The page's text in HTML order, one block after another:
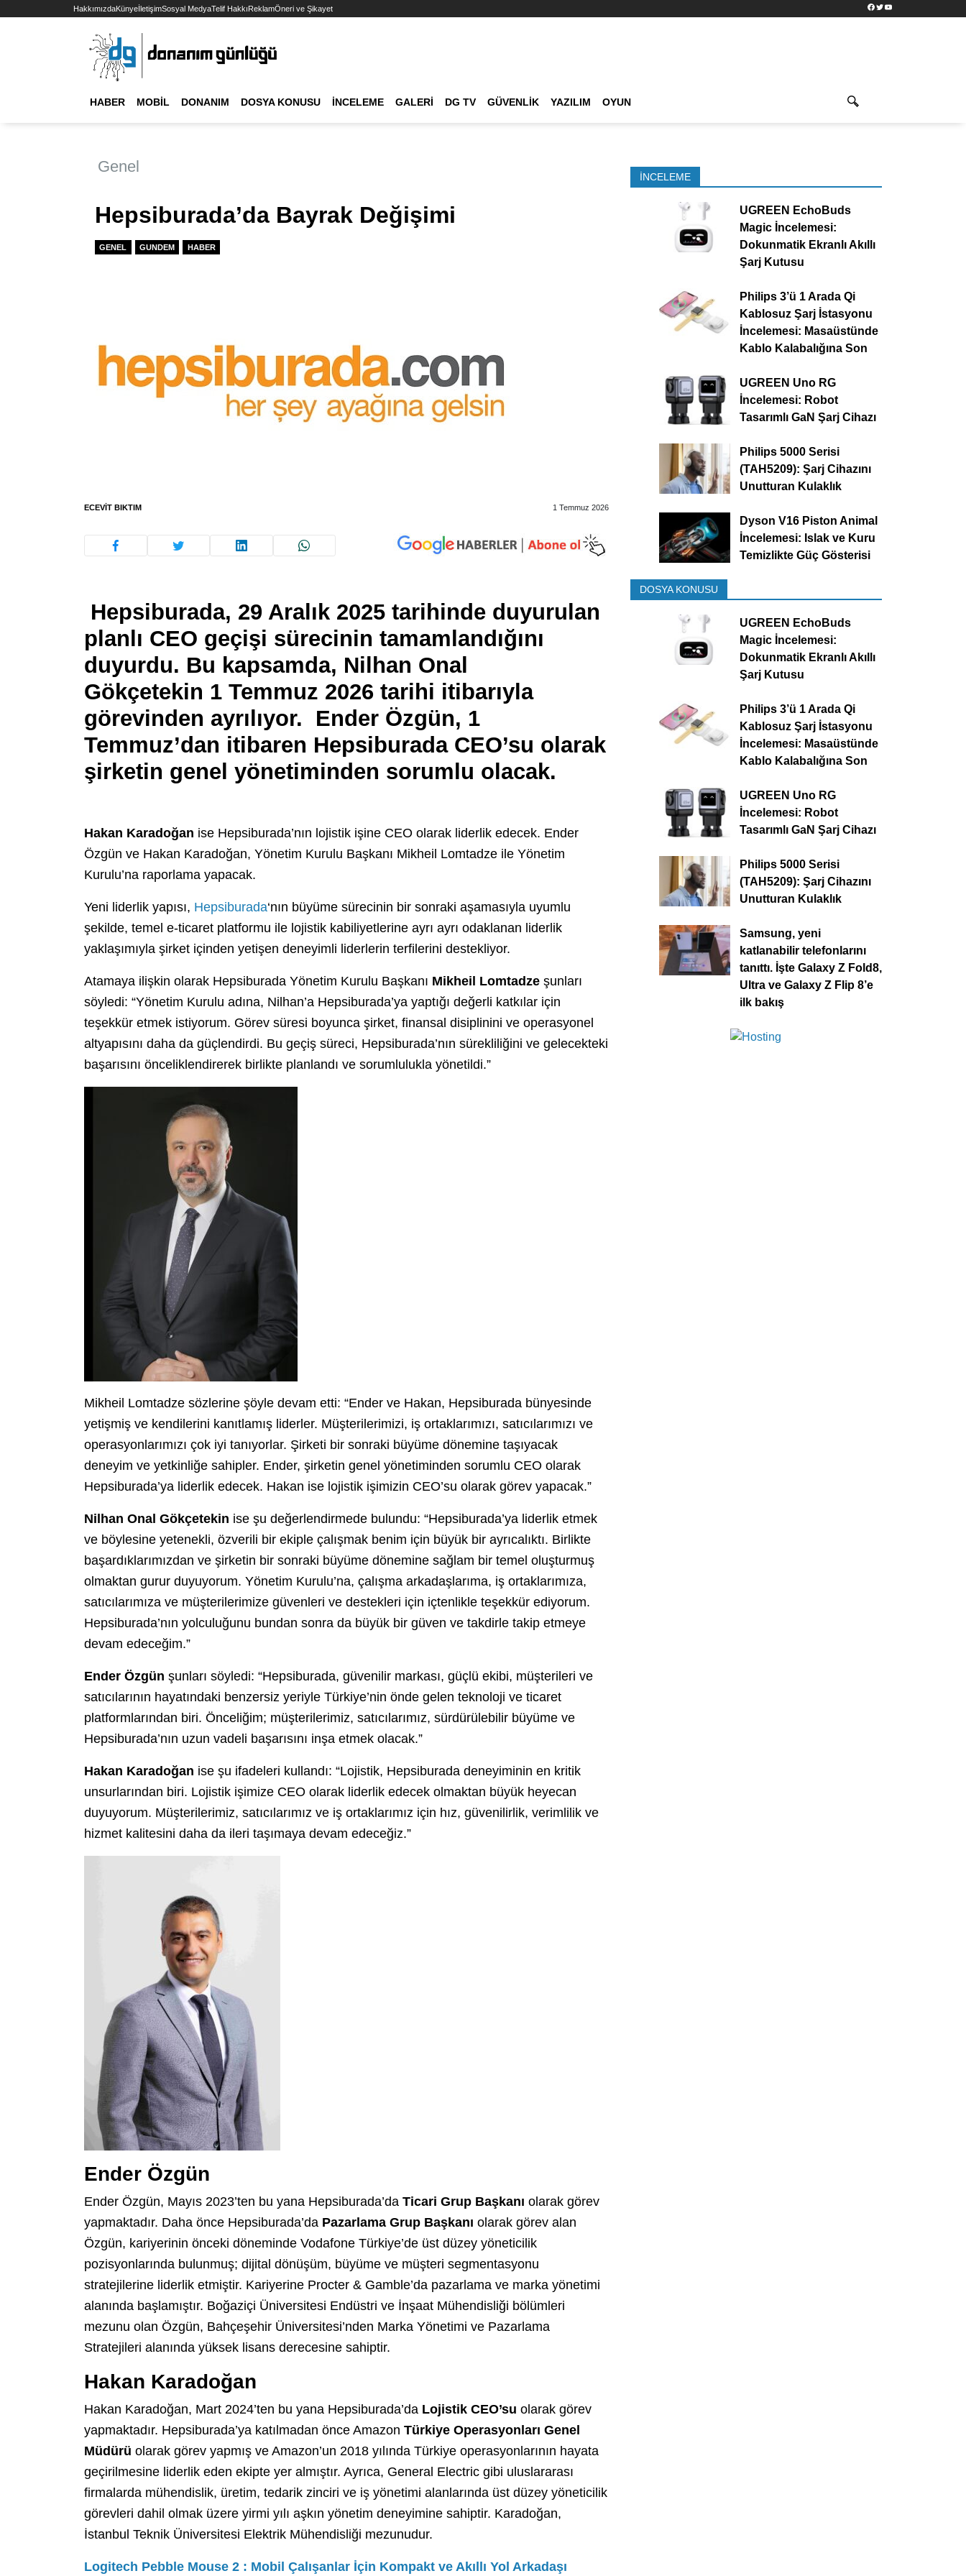
HakkımızdaKünyeİletişimSosyal MedyaTelif HakkıReklamÖneri ve Şikayet Facebook
TwitterYouTube
HABER MOBIL DONANIM DOSYA KONUSU İNCELEME GALERI DG TV GÜVENLIK YAZILIM OYUN
Genel
Hepsiburada’da Bayrak Değişimi
GENEL GUNDEM HABER
ECEVIT BIKTIM 1 Temmuz 2026
Hepsiburada, 29 Aralık 2025 tarihinde duyurulan
planlı CEO geçişi sürecinin tamamlandığını
duyurdu. Bu kapsamda, Nilhan Onal
Gökçetekin 1 Temmuz 2026 tarihi itibarıyla
görevinden ayrılıyor. Ender Özgün, 1
Temmuz’dan itibaren Hepsiburada CEO’su olarak
şirketin genel yönetiminden sorumlu olacak.
Hakan Karadoğan ise Hepsiburada’nın lojistik işine CEO olarak liderlik edecek. Ender
Özgün ve Hakan Karadoğan, Yönetim Kurulu Başkanı Mikheil Lomtadze ile Yönetim
Kurulu’na raporlama yapacak.
Yeni liderlik yapısı, Hepsiburada‘nın büyüme sürecinin bir sonraki aşamasıyla uyumlu
şekilde, temel e-ticaret platformu ile lojistik kabiliyetlerine ayrı ayrı odaklanan liderlik
yaklaşımıyla şirket içinden yetişen deneyimli liderlerin terfilerini destekliyor.
Atamaya ilişkin olarak Hepsiburada Yönetim Kurulu Başkanı Mikheil Lomtadze şunları
söyledi: “Yönetim Kurulu adına, Nilhan’a Hepsiburada’ya yaptığı değerli katkılar için
teşekkür etmek istiyorum. Görev süresi boyunca şirket, finansal disiplinini ve operasyonel
altyapısını daha da güçlendirdi. Bu geçiş süreci, Hepsiburada’nın sürekliliğini ve gelecekteki
başarısını önceliklendirerek birlikte planlandı ve sorumlulukla yönetildi.”
Mikheil Lomtadze sözlerine şöyle devam etti: “Ender ve Hakan, Hepsiburada bünyesinde
yetişmiş ve kendilerini kanıtlamış liderler. Müşterilerimizi, iş ortaklarımızı, satıcılarımızı ve
operasyonlarımızı çok iyi tanıyorlar. Şirketi bir sonraki büyüme dönemine taşıyacak
deneyim ve yetkinliğe sahipler. Ender, şirketin genel yönetiminden sorumlu CEO olarak
Hepsiburada’ya liderlik edecek. Hakan ise lojistik işimizin CEO’su olarak görev yapacak.”
Nilhan Onal Gökçetekin ise şu değerlendirmede bulundu: “Hepsiburada’ya liderlik etmek
ve böylesine yetenekli, özverili bir ekiple çalışmak benim için büyük bir ayrıcalıktı. Birlikte
başardıklarımızdan ve şirketin bir sonraki büyüme dönemine sağlam bir temel oluşturmuş
olmaktan gurur duyuyorum. Yönetim Kurulu’na, çalışma arkadaşlarıma, iş ortaklarımıza,
satıcılarımıza ve müşterilerimize güvenleri ve destekleri için içtenlikle teşekkür ediyorum.
Hepsiburada’nın yolculuğunu bundan sonra da büyük bir güven ve takdirle takip etmeye
devam edeceğim.”
Ender Özgün şunları söyledi: “Hepsiburada, güvenilir markası, güçlü ekibi, müşterileri ve
satıcılarının hayatındaki benzersiz yeriyle Türkiye’nin önde gelen teknoloji ve ticaret
platformlarından biri. Önceliğim; müşterilerimiz, satıcılarımız, sürdürülebilir büyüme ve
Hepsiburada’nın uzun vadeli başarısını inşa etmek olacak.”
Hakan Karadoğan ise şu ifadeleri kullandı: “Lojistik, Hepsiburada deneyiminin en kritik
unsurlarından biri. Lojistik işimize CEO olarak liderlik edecek olmaktan büyük heyecan
duyuyorum. Müşterilerimiz, satıcılarımız ve iş ortaklarımız için hız, güvenilirlik, verimlilik ve
hizmet kalitesini daha da ileri taşımaya devam edeceğiz.”
Ender Özgün
Ender Özgün, Mayıs 2023’ten bu yana Hepsiburada’da Ticari Grup Başkanı olarak görev
yapmaktadır. Daha önce Hepsiburada’da Pazarlama Grup Başkanı olarak görev alan
Özgün, kariyerinin önceki döneminde Vodafone Türkiye’de üst düzey yöneticilik
pozisyonlarında bulunmuş; dijital dönüşüm, büyüme ve müşteri segmentasyonu
stratejilerine liderlik etmiştir. Kariyerine Procter & Gamble’da pazarlama ve marka yönetimi
alanında başlamıştır. Boğaziçi Üniversitesi Endüstri ve İnşaat Mühendisliği bölümleri
mezunu olan Özgün, Bahçeşehir Üniversitesi’nden Marka Yönetimi ve Pazarlama
Stratejileri alanında yüksek lisans derecesine sahiptir.
Hakan Karadoğan
Hakan Karadoğan, Mart 2024’ten bu yana Hepsiburada’da Lojistik CEO’su olarak görev
yapmaktadır. Hepsiburada’ya katılmadan önce Amazon Türkiye Operasyonları Genel
Müdürü olarak görev yapmış ve Amazon’un 2018 yılında Türkiye operasyonlarının hayata
geçirilmesine liderlik eden ekipte yer almıştır. Ayrıca, General Electric gibi uluslararası
firmalarda mühendislik, üretim, tedarik zinciri ve iş yönetimi alanlarında üst düzey yöneticilik
görevleri dahil olmak üzere yirmi yılı aşkın yönetim deneyimine sahiptir. Karadoğan,
İstanbul Teknik Üniversitesi Elektrik Mühendisliği mezunudur.
Logitech Pebble Mouse 2 : Mobil Çalışanlar İçin Kompakt ve Akıllı Yol Arkadaşı
İNCELEME
UGREEN EchoBuds
Magic İncelemesi:
Dokunmatik Ekranlı Akıllı
Şarj Kutusu
Philips 3’ü 1 Arada Qi
Kablosuz Şarj İstasyonu
İncelemesi: Masaüstünde
Kablo Kalabalığına Son
UGREEN Uno RG
İncelemesi: Robot
Tasarımlı GaN Şarj Cihazı
Philips 5000 Serisi
(TAH5209): Şarj Cihazını
Unutturan Kulaklık
Dyson V16 Piston Animal
İncelemesi: Islak ve Kuru
Temizlikte Güç Gösterisi
DOSYA KONUSU
UGREEN EchoBuds
Magic İncelemesi:
Dokunmatik Ekranlı Akıllı
Şarj Kutusu
Philips 3’ü 1 Arada Qi
Kablosuz Şarj İstasyonu
İncelemesi: Masaüstünde
Kablo Kalabalığına Son
UGREEN Uno RG
İncelemesi: Robot
Tasarımlı GaN Şarj Cihazı
Philips 5000 Serisi
(TAH5209): Şarj Cihazını
Unutturan Kulaklık
Samsung, yeni
katlanabilir telefonlarını
tanıttı. İşte Galaxy Z Fold8,
Ultra ve Galaxy Z Flip 8’e
ilk bakış